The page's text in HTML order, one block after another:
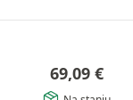
69,09 €